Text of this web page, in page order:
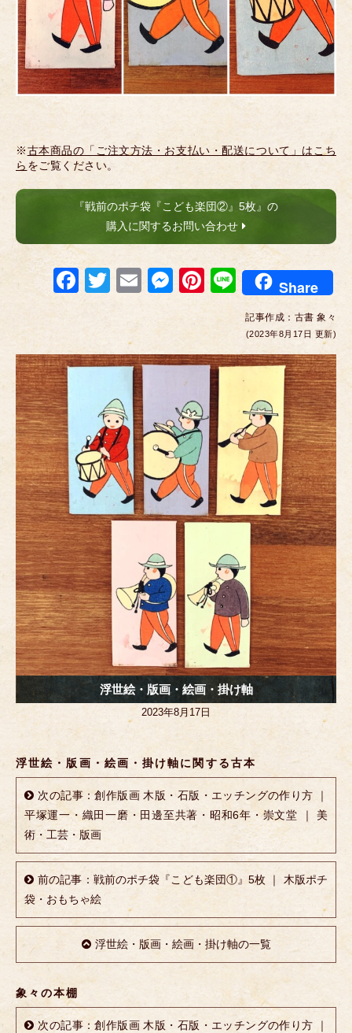
※古本商品の「ご注文方法・お支払い・配送について」はこち
ら をご覧ください。
『戦前のポチ袋『こども楽団②』5枚』の
購入に関するお問い合わせ
F
e
o
o
k
T
wi
tt
er
E
ail
M
ss
e
n
g
er
Pi
er
e
st
Li
n
e
Share
記事作成： 古書 象々
(2023年8月17日 更新)
浮世絵・版画・絵画・掛け軸
2023年8月17日
浮世絵・版画・絵画・掛け軸に関する古本
次の記事：創作版画 木版・石版・エッチングの作り方 ｜
平塚運一・織田一磨・田邊至共著・昭和6年・崇文堂 ｜ 美
術・工芸・版画
前の記事：戦前のポチ袋『こども楽団①』5枚 ｜ 木版ポチ
袋・おもちゃ絵
浮世絵・版画・絵画・掛け軸の一覧
象々の本棚
次の記事：創作版画 木版・石版・エッチングの作り方 ｜